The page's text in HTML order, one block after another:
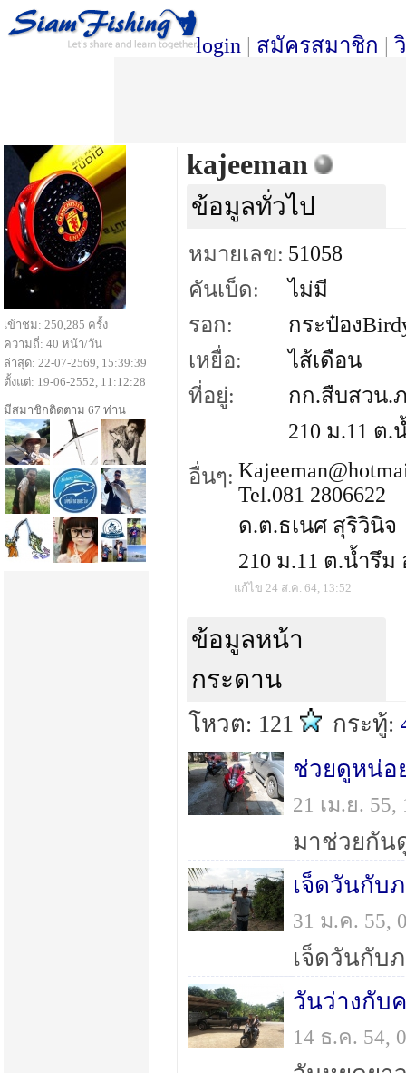
login | สมัครสมาชิก |
kajeeman
ข้อมูลทั่วไป
หมายเลข: 51058
คันเบ็ด:
ไม่มี
รอก:
กระป๋อง
เหยื่อ:
ไส้เดือน
ที่อยู่:
กก.สืบสวน.
210 ม.11 ต.
อื่นๆ:
Tel.081 2806622
ด.ต.ธเนศ สุริวินิจ
210 ม.11 ต.น้ำรึม
แก้ไข 24 ส.ค. 64, 13:52
ข้อมูลหน้า
กระดาน
โหวต: 121 กระทู้:
ช่วยดูหน่อ
21 เม.ย.
มาช่วยกัน
เจ็ดวันกับ
31 ม.ค. 55,
วันว่างกับ
14 ธ.ค. 54,
เข้าชม: 250,285 ครั้ง
ความถี่: 40 หน้า/วัน
ล่าสุด: 22-07-2569, 15:39:39
ตั้งแต่: 19-06-2552, 11:12:28
มีสมาชิกติดตาม 67 ท่าน